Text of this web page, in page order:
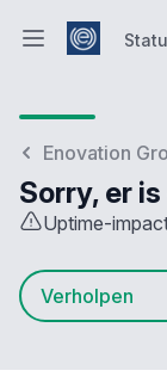
Hoofdmenu
Enovation
Sorry, er
Uptime-
Verholpen